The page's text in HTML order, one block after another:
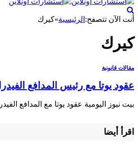
أنت الآن تتصفح: الرئيسية»كيرك
كيرك
مقالات قانونية
عقود يوتا مع رئيس المدافع
بيت نيوز اليومية عقود يوتا مع المدافع
اقرأ أيضا